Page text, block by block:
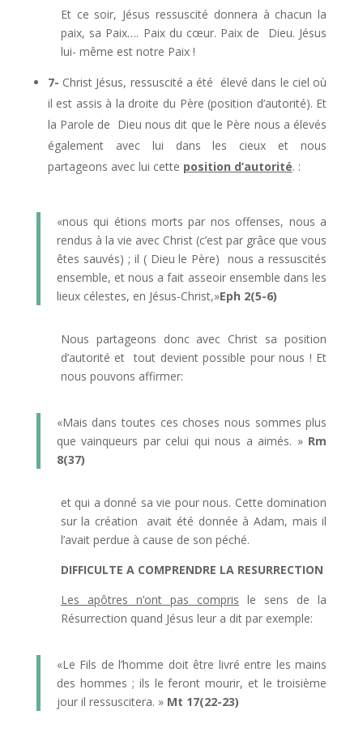
Et ce soir, Jésus ressuscité donnera à chacun la
paix, sa Paix…. Paix du cœur. Paix de Dieu. Jésus
lui- même est notre Paix !
7- Christ Jésus, ressuscité a été élevé dans le ciel où
il est assis à la droite du Père (position d’autorité). Et
la Parole de Dieu nous dit que le Père nous a élevés
également avec lui dans les cieux et nous
partageons avec lui cette position d’autorité. :
«nous qui étions morts par nos offenses, nous a
rendus à la vie avec Christ (c’est par grâce que vous
êtes sauvés) ; il ( Dieu le Père) nous a ressuscités
ensemble, et nous a fait asseoir ensemble dans les
lieux célestes, en Jésus-Christ,»Eph 2(5-6)
Nous partageons donc avec Christ sa position
d’autorité et tout devient possible pour nous ! Et
nous pouvons affirmer:
«Mais dans toutes ces choses nous sommes plus
que vainqueurs par celui qui nous a aimés. »Rm
8(37)
et qui a donné sa vie pour nous. Cette domination
sur la création avait été donnée à Adam, mais il
l’avait perdue à cause de son péché.
DIFFICULTE A COMPRENDRE LA RESURRECTION
Les apôtres n’ont pas compris le sens de la
Résurrection quand Jésus leur a dit par exemple:
«Le Fils de l’homme doit être livré entre les mains
des hommes ; ils le feront mourir, et le troisième
jour il ressuscitera. » Mt 17(22-23)